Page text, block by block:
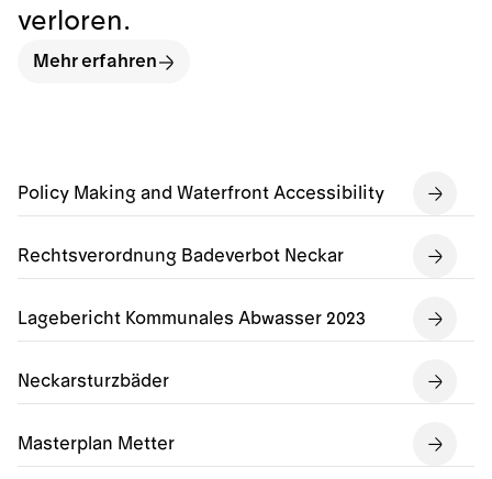
Policy Making and Waterfront Accessibility
Rechtsverordnung Badeverbot Neckar
Lagebericht Kommunales Abwasser 2023
Neckarsturzbäder
Masterplan Metter
verloren.
Mehr erfahren